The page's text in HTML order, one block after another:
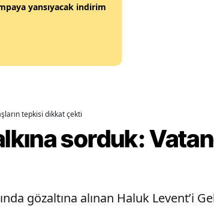
Kilis
Düzce
yansıyacak indirim
tepkisi dikkat çekti
sorduk:
gözaltına alınan Haluk Levent’i